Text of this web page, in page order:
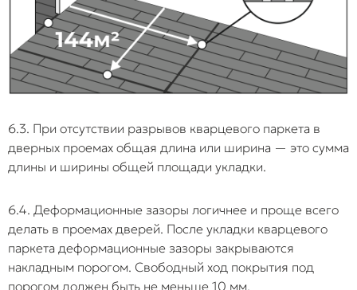
6.3. При отсутствии разрывов кварцевого паркета в
дверных проемах общая длина или ширина — это сумма
длины и ширины общей площади укладки.
6.4. Деформационные зазоры логичнее и проще всего
делать в проемах дверей. После укладки кварцевого
паркета деформационные зазоры закрываются
накладным порогом. Свободный ход покрытия под
порогом должен быть не меньше 10 мм.